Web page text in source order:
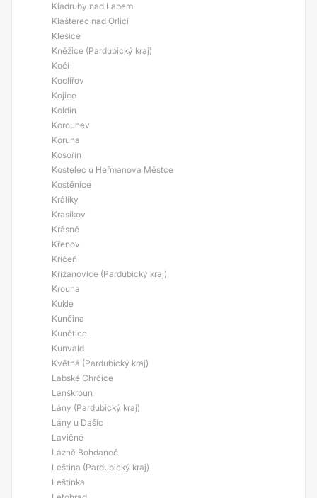
Kladruby nad Labem
Klášterec nad Orlicí
Klešice
Kněžice (Pardubický kraj)
Kočí
Koclířov
Kojice
Koldín
Korouhev
Koruna
Kosořín
Kostelec u Heřmanova Městce
Kostěnice
Králíky
Krasíkov
Krásné
Křenov
Křičeň
Křižanovice (Pardubický kraj)
Krouna
Kukle
Kunčina
Kunětice
Kunvald
Květná (Pardubický kraj)
Labské Chrčice
Lanškroun
Lány (Pardubický kraj)
Lány u Dašic
Lavičné
Lázně Bohdaneč
Leština (Pardubický kraj)
Leštinka